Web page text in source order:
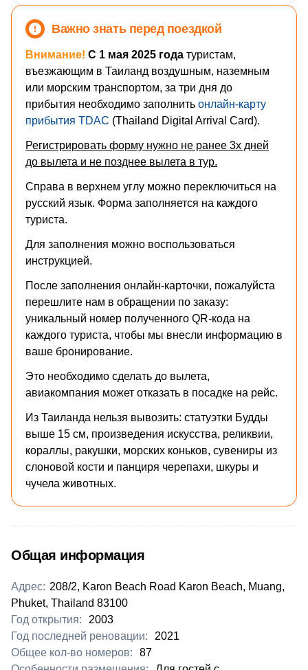
Важно знать перед поездкой
Внимание! С 1 мая 2025 года туристам,
въезжающим в Таиланд воздушным, наземным
или морским транспортом, за три дня до
прибытия необходимо заполнить онлайн-карту
прибытия TDAC (Thailand Digital Arrival Card).
Регистрировать форму нужно не ранее 3х дней
до вылета и не позднее вылета в тур.
Справа в верхнем углу можно переключиться на
русский язык. Форма заполняется на каждого
туриста.
Для заполнения можно воспользоваться
инструкцией.
После заполнения онлайн-карточки, пожалуйста
перешлите нам в обращении по заказу:
уникальный номер полученного QR-кода на
каждого туриста, чтобы мы внесли информацию в
ваше бронирование.
Это необходимо сделать до вылета,
авиакомпания может отказать в посадке на рейс.
Из Таиланда нельзя вывозить: статуэтки Будды
выше 15 см, произведения искусства, реликвии,
кораллы, ракушки, морских коньков, сувениры из
слоновой кости и панциря черепахи, шкуры и
чучела животных.
Общая информация
Адрес: 208/2, Karon Beach Road Karon Beach, Muang,
Phuket, Thailand 83100
Год открытия:
2003
Год последней реновации:
2021
Общее кол-во номеров:
87